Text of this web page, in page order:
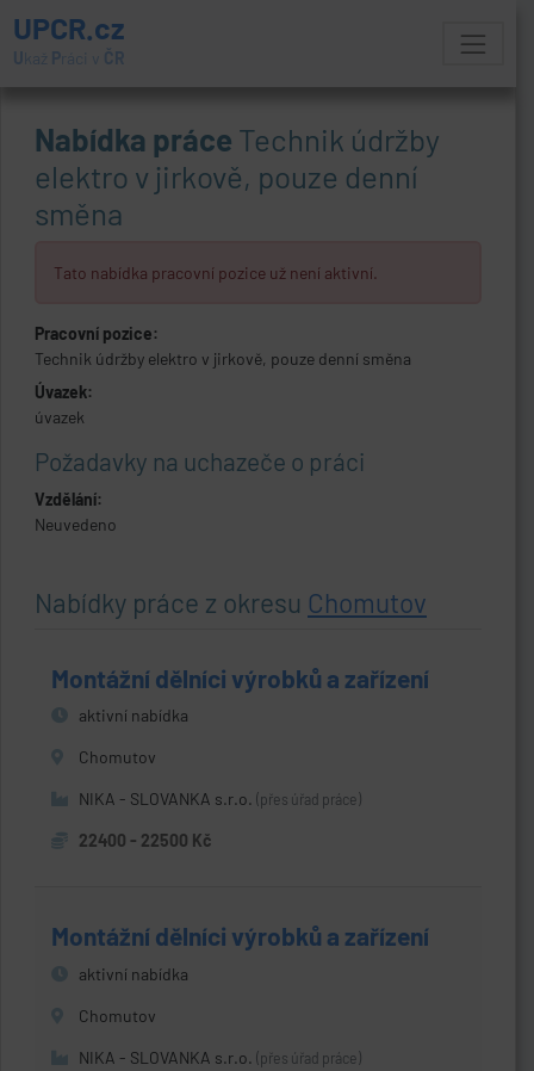
UPCR.cz
U kaž Práci v ČR
Nabídka práce Technik údržby
elektro v jirkově, pouze denní
směna
Tato nabídka pracovní pozice už není aktivní.
Pracovní pozice:
Technik údržby elektro v jirkově, pouze denní směna
Úvazek:
úvazek
Požadavky na uchazeče o práci
Vzdělání:
Neuvedeno
Nabídky práce z okresu Chomutov
Montážní dělníci výrobků a zařízení
aktivní nabídka
Chomutov
NIKA - SLOVANKA s.r.o. (přes úřad práce)
22400 - 22500 Kč
Montážní dělníci výrobků a zařízení
aktivní nabídka
Chomutov
NIKA - SLOVANKA s.r.o. (přes úřad práce)